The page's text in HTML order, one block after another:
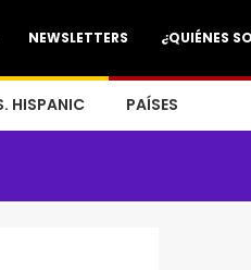
¿QUIÉNES
NEWSLETTERS
HISPANIC PAÍSES